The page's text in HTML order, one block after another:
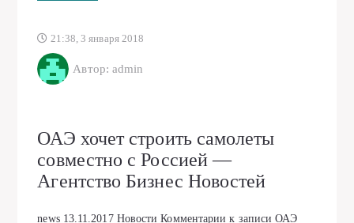
21:38, 3 января 2018
Автор: admin
ОАЭ хочет строить самолеты
совместно с Россией —
Агентство Бизнес Новостей
news 13.11.2017 Новости Комментариик записи ОАЭ